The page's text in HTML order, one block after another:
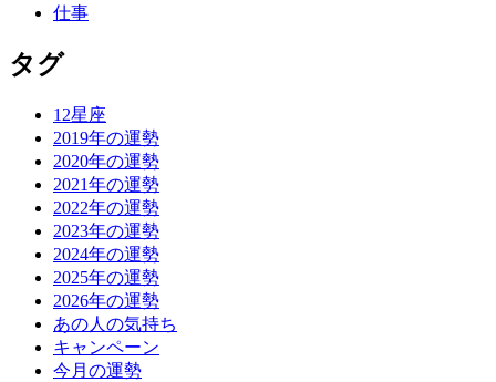
仕事
タグ
12星座
2019年の運勢
2020年の運勢
2021年の運勢
2022年の運勢
2023年の運勢
2024年の運勢
2025年の運勢
2026年の運勢
あの人の気持ち
キャンペーン
今月の運勢